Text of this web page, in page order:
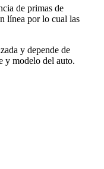
de primas de
línea por lo cual las
y depende de
y modelo del auto.